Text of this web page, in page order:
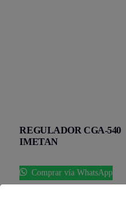
REGULADOR CGA-540
IMETAN
Comprar vía WhatsApp